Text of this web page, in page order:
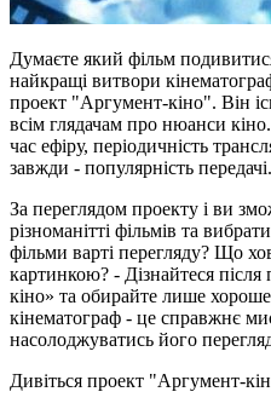
Думаєте який фільм
найкращі витвори
проект "Аргумент-кіно". Він
всім глядачам про нюанси
час ефіру, періодичність
завжди - популярність передачі.
За переглядом проекту і ви
різноманітті фільмів та
фільми варті перегляду? Що
картинкою? - Дізнайтеся
кіно» та обирайте лише
кінематограф - це справжнє
насолоджуватись його
Дивіться проект "Аргумент-